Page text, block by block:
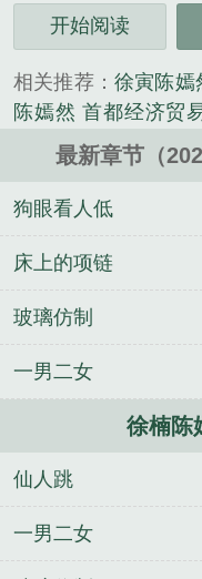
说精彩段落试读：
煌人生，一场算计，
阴谋的味道，得知
妹，徐楠辞去战皇
意外卷入另外一场
《徐楠陈嫣然》是
说。
开始阅读
相关推荐： 徐寅陈嫣
陈嫣然 首都经济贸
嫣然的
龙城里的陈
嫣然是什么
哪本里
短剧 许诺庄梦蝶程
雄
阮月锦上官珏
聿臻 沐落微容浮逸
了 彭世英范子军
生，她们都来找我
最新章节（
狗眼看人低
床上的项链
玻璃仿制
一男二女
徐楠陈
仙人跳
一男二女